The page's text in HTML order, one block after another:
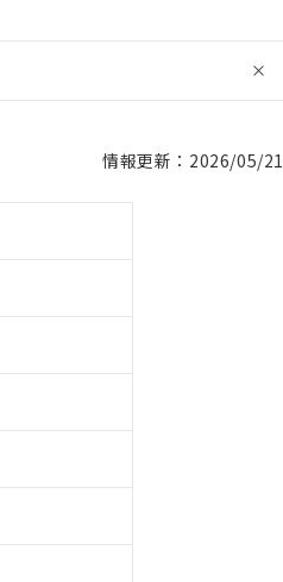
情報更新：2026/05/21